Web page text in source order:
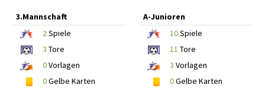
3.Mannschaft
2Spiele
3 Tore
0Vorlagen
0Gelbe Karten
A-Junioren
10Spiele
11 Tore
3 Vorlagen
0Gelbe Karten